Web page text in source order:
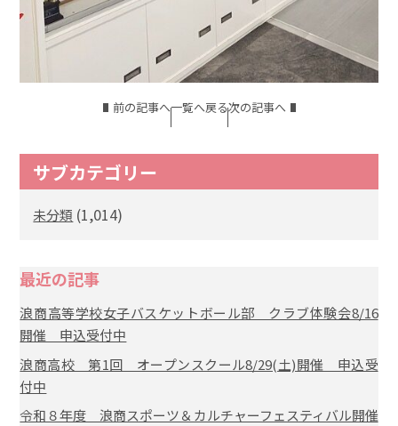
前の記事へ一覧へ戻る次の記事へ
サブカテゴリー
未分類 (1,014)
最近の記事
浪商高等学校女子バスケットボール部 クラブ体験会8/16
開催 申込受付中
浪商高校 第1回 オープンスクール8/29(土)開催 申込受
付中
令和８年度 浪商スポーツ＆カルチャーフェスティバル開催